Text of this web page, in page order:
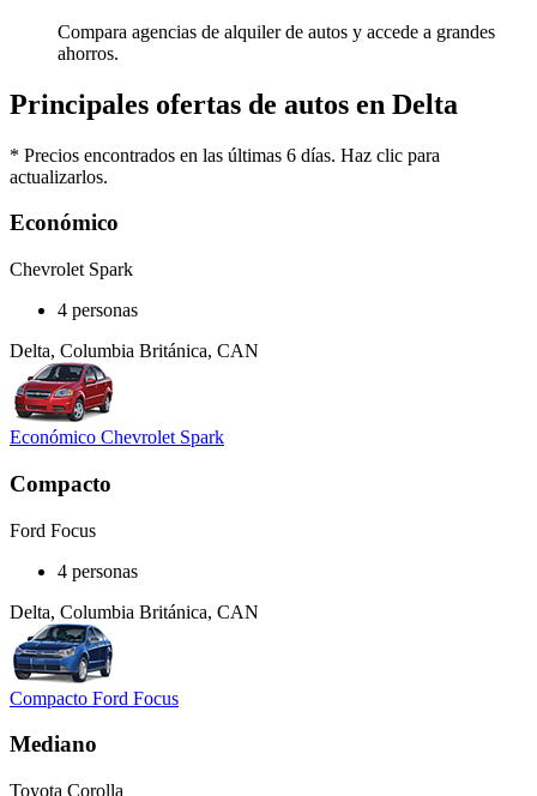
Compara agencias de alquiler de autos y accede a grandes
ahorros.
Principales ofertas de autos en Delta
* Precios encontrados en las últimas 6 días. Haz clic para
actualizarlos.
Económico
Chevrolet Spark
4 personas
Delta, Columbia Británica, CAN
Económico Chevrolet Spark
Compacto
Ford Focus
4 personas
Delta, Columbia Británica, CAN
Compacto Ford Focus
Mediano
Toyota Corolla